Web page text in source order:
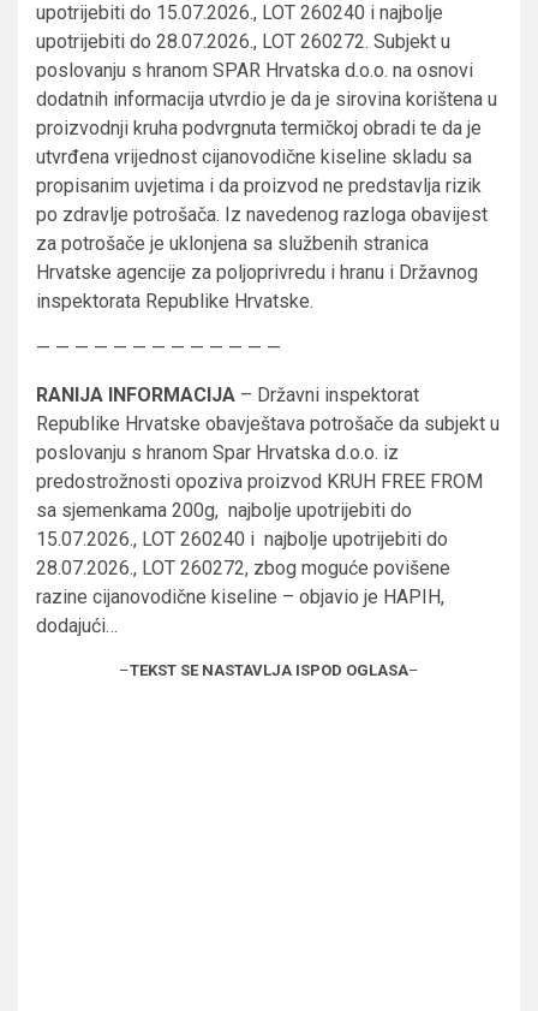
upotrijebiti do 15.07.2026., LOT 260240 i najbolje
upotrijebiti do 28.07.2026., LOT 260272. Subjekt u
poslovanju s hranom SPAR Hrvatska d.o.o. na osnovi
dodatnih informacija utvrdio je da je sirovina korištena u
proizvodnji kruha podvrgnuta termičkoj obradi te da je
utvrđena vrijednost cijanovodične kiseline skladu sa
propisanim uvjetima i da proizvod ne predstavlja rizik
po zdravlje potrošača. Iz navedenog razloga obavijest
za potrošače je uklonjena sa službenih stranica
Hrvatske agencije za poljoprivredu i hranu i Državnog
inspektorata Republike Hrvatske.
— — — — — — — — — — — — —
RANIJA INFORMACIJA – Državni inspektorat
Republike Hrvatske obavještava potrošače da subjekt u
poslovanju s hranom Spar Hrvatska d.o.o. iz
predostrožnosti opoziva proizvod KRUH FREE FROM
sa sjemenkama 200g, najbolje upotrijebiti do
15.07.2026., LOT 260240 i najbolje upotrijebiti do
28.07.2026., LOT 260272, zbog moguće povišene
razine cijanovodične kiseline – objavio je HAPIH,
dodajući…
–TEKST SE NASTAVLJA ISPOD OGLASA–